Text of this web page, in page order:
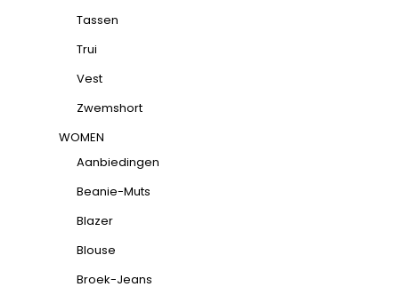
Tassen
Trui
Vest
Zwemshort
WOMEN
Aanbiedingen
Beanie-Muts
Blazer
Blouse
Broek-Jeans